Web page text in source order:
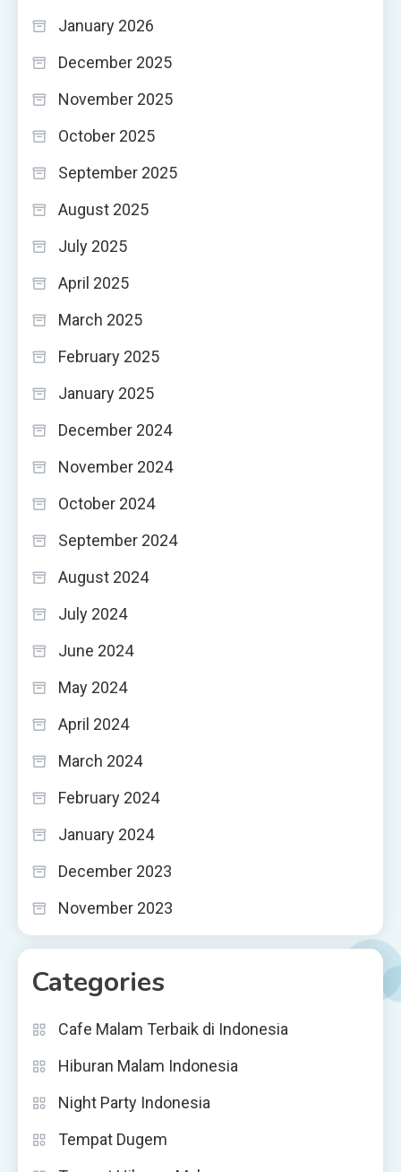
January 2026
December 2025
November 2025
October 2025
September 2025
August 2025
July 2025
April 2025
March 2025
February 2025
January 2025
December 2024
November 2024
October 2024
September 2024
August 2024
July 2024
June 2024
May 2024
April 2024
March 2024
February 2024
January 2024
December 2023
November 2023
Categories
Cafe Malam Terbaik di Indonesia
Hiburan Malam Indonesia
Night Party Indonesia
Tempat Dugem